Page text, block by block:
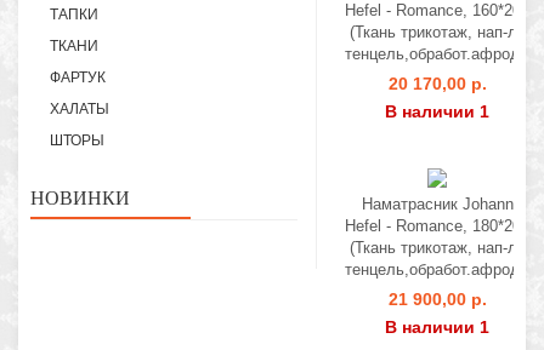
ТАПКИ
ТКАНИ
ФАРТУК
ХАЛАТЫ
ШТОРЫ
НОВИНКИ
Hefel - Romance, 160*200
(Ткань трикотаж, нап-ль
20 170,00 р.
В наличии 1
Наматрасник Johann
Hefel - Romance, 180*200
(Ткань трикотаж, нап-ль
21 900,00 р.
В наличии 1